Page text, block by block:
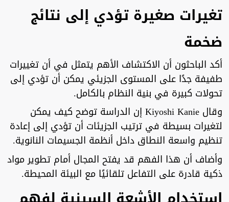
تغيرات صغيرة تؤدي إلى نتائج
ضخمة
أكد الباحثون أن الاكتشاف الأهم يتمثل في أن تغييرات
طفيفة جدًا على المستوى الجزيئي يمكن أن تؤدي إلى
تحولات كبيرة في بنية النظام بالكامل.
وقال Kiyoshi Kanie إن الدراسة توضح كيف يمكن
لتغيرات بسيطة في ترتيب الجزيئات أن تؤدي إلى إعادة
تنظيم واسعة النطاق داخل أنظمة الجسيمات النانوية.
وأضاف أن هذا الفهم قد يفتح المجال أمام تطوير مواد
ذكية قادرة على التفاعل تلقائيًا مع البيئة المحيطة.